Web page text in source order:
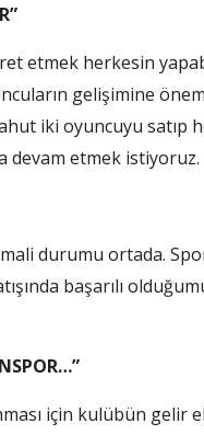
etmek herkesin
gelişimine
iki oyuncuyu satıp
devam etmek istiyoruz.
durumu ortada.
başarılı
için kulübün